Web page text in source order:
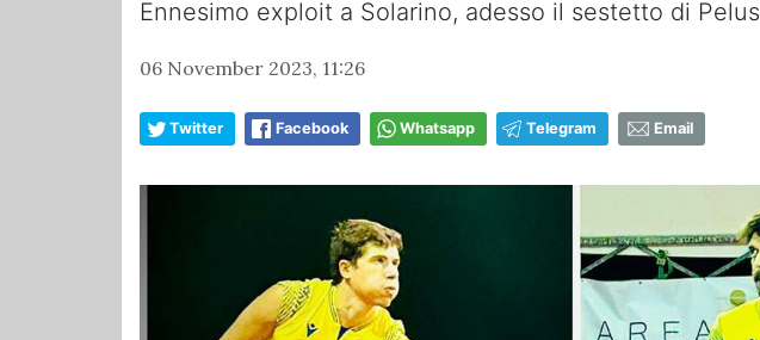
Ennesimo exploit a Solarino, adesso il sestetto di
06 November 2023, 11:26
Twitter Facebook Whatsapp Telegram Email